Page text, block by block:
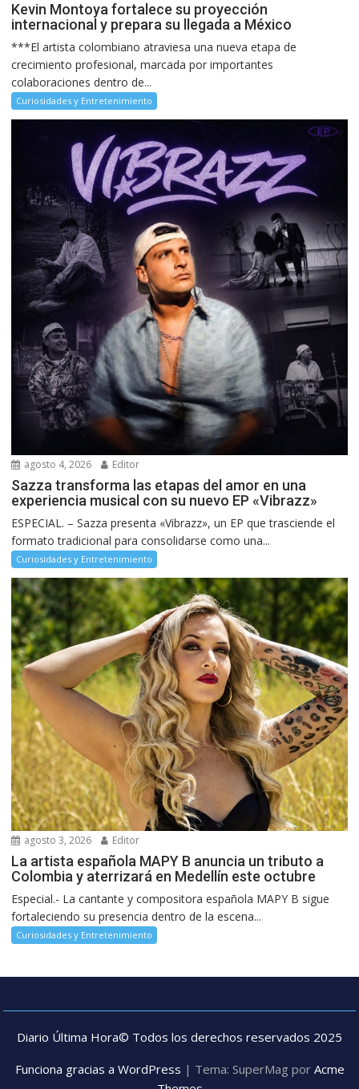
Kevin Montoya fortalece su proyección
internacional y prepara su llegada a México
***El artista colombiano atraviesa una nueva etapa de
crecimiento profesional, marcada por importantes
colaboraciones dentro de...
Curiosidades y Entretenimiento
agosto 4, 2026 Editor
Sazza transforma las etapas del amor en una
experiencia musical con su nuevo EP «Vibrazz»
ESPECIAL. – Sazza presenta «Vibrazz», un EP que trasciende el
formato tradicional para consolidarse como una...
Curiosidades y Entretenimiento
agosto 3, 2026 Editor
La artista española MAPY B anuncia un tributo a
Colombia y aterrizará en Medellín este octubre
Especial.- La cantante y compositora española MAPY B sigue
fortaleciendo su presencia dentro de la escena...
Curiosidades y Entretenimiento
Diario Última Hora© Todos los derechos reservados 2025
Funciona gracias a WordPress | Tema: SuperMag por Acme